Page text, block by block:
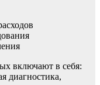
включают в себя:
диагностика,